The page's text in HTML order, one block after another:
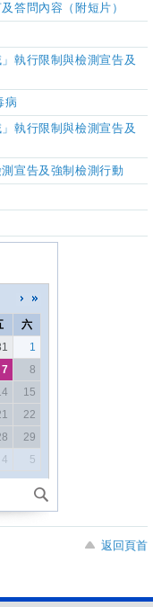
答問內容（附短片）
執行限制與檢測宣告及
病
執行限制與檢測宣告及
宣告及強制檢測行動
六
1
7
8
15
22
29
4 5
返回頁首